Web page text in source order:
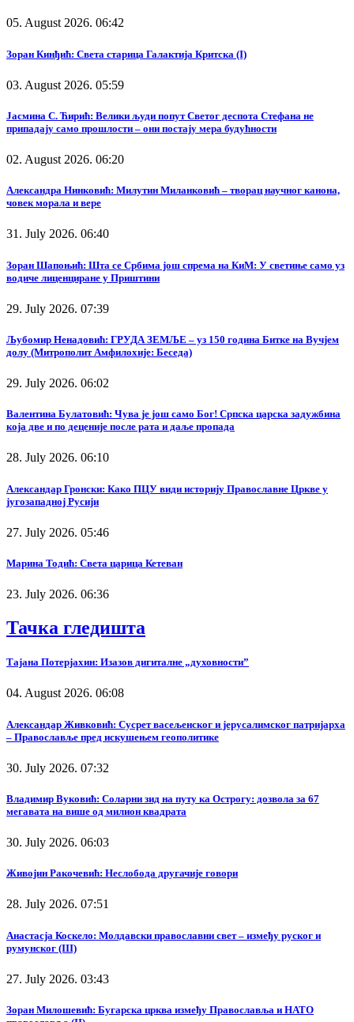
05. August 2026. 06:42
Зоран Кинђић: Света старица Галактија Критска (I)
03. August 2026. 05:59
Јасмина С. Ћирић: Велики људи попут Светог деспота Стефана не
припадају само прошлости – они постају мера будућности
02. August 2026. 06:20
Александра Нинковић: Милутин Миланковић – творац научног канона,
човек морала и вере
31. July 2026. 06:40
Зоран Шапоњић: Шта се Србима још спрема на КиМ: У светиње само уз
водиче лиценциране у Приштини
29. July 2026. 07:39
Љубомир Ненадовић: ГРУДА ЗЕМЉЕ – уз 150 година Битке на Вучјем
долу (Митрополит Амфилохије: Беседа)
29. July 2026. 06:02
Валентина Булатовић: Чува је још само Бог! Српска царска задужбина
која две и по деценије после рата и даље пропада
28. July 2026. 06:10
Александар Гронски: Како ПЦУ види историју Православне Цркве у
југозападној Русији
27. July 2026. 05:46
Марина Тодић: Света царица Кетеван
23. July 2026. 06:36
Тачка гледишта
Тајана Потерјахин: Изазов дигиталне „духовности”
04. August 2026. 06:08
Александар Живковић: Сусрет васељенског и јерусалимског патријарха
– Православље пред искушењем геополитике
30. July 2026. 07:32
Владимир Вуковић: Соларни зид на путу ка Острогу: дозвола за 67
мегавата на више од милион квадрата
30. July 2026. 06:03
Живојин Ракочевић: Неслобода другачије говори
28. July 2026. 07:51
Анастасја Коскело: Молдавски православни свет – између руског и
румунског (III)
27. July 2026. 03:43
Зоран Милошевић: Бугарска црква између Православља и НАТО